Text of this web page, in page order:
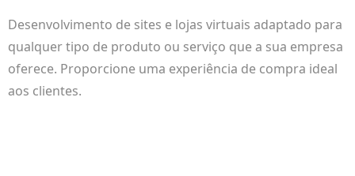
Desenvolvimento de sites e lojas virtuais adaptado para
qualquer tipo de produto ou serviço que a sua empresa
oferece. Proporcione uma experiência de compra ideal
aos clientes.